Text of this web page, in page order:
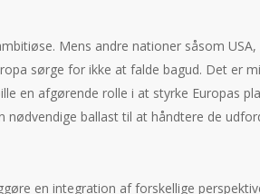
Mens andre nationer såsom USA,
sørge for ikke at falde bagud. Det er
en afgørende rolle i at styrke Europas
ballast til at håndtere de
en integration af forskellige